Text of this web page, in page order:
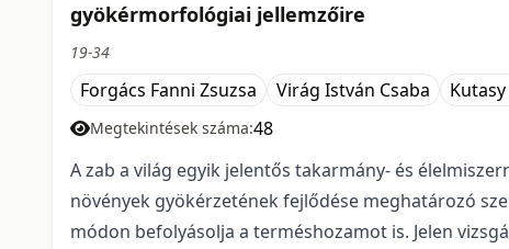
gyökérmorfológiai jellemzőire
19-34
Forgács Fanni Zsuzsa Virág István Csaba
Megtekintések száma:48
A zab a világ egyik jelentős takarmány- és
növények gyökérzetének fejlődése meghatározó
módon befolyásolja a terméshozamot is. Jelen